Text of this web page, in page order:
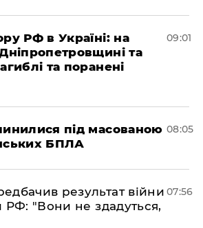
РФ в Україні: на
та
та поранені
09:01
під масованою
БПЛА
08:05
результат війни
РФ: "Вони не здадуться,
07:56